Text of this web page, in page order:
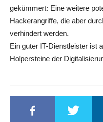
gekümmert: Eine weitere
Hackerangriffe, die aber
verhindert werden.
Ein guter IT-Dienstleister ist
Holpersteine der